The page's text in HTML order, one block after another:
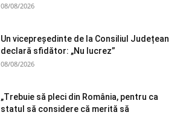
08/08/2026
Un vicepreședinte de la Consiliul Județean
declară sfidător: „Nu lucrez”
08/08/2026
„Trebuie să pleci din România, pentru ca
statul să considere că merită să